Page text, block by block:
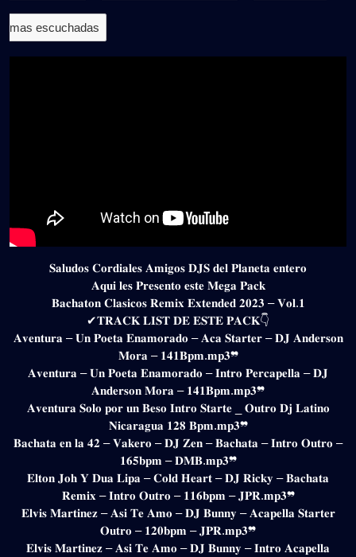
mas escuchadas
𝐒𝐚𝐥𝐮𝐝𝐨𝐬 𝐂𝐨𝐫𝐝𝐢𝐚𝐥𝐞𝐬 𝐀𝐦𝐢𝐠𝐨𝐬 𝐃𝐉𝐒 𝐝𝐞𝐥 𝐏𝐥𝐚𝐧𝐞𝐭𝐚 𝐞𝐧𝐭𝐞𝐫𝐨
𝐀𝐪𝐮𝐢 𝐥𝐞𝐬 𝐏𝐫𝐞𝐬𝐞𝐧𝐭𝐨 𝐞𝐬𝐭𝐞 𝐌𝐞𝐠𝐚 𝐏𝐚𝐜𝐤
𝐁𝐚𝐜𝐡𝐚𝐭𝐨𝐧 𝐂𝐥𝐚𝐬𝐢𝐜𝐨𝐬 𝐑𝐞𝐦𝐢𝐱 𝐄𝐱𝐭𝐞𝐧𝐝𝐞𝐝 𝟐𝟎𝟐𝟑 – 𝐕𝐨𝐥.𝟏
✔𝐓𝐑𝐀𝐂𝐊 𝐋𝐈𝐒𝐓 𝐃𝐄 𝐄𝐒𝐓𝐄 𝐏𝐀𝐂𝐊👇
𝐀𝐯𝐞𝐧𝐭𝐮𝐫𝐚 – 𝐔𝐧 𝐏𝐨𝐞𝐭𝐚 𝐄𝐧𝐚𝐦𝐨𝐫𝐚𝐝𝐨 – 𝐀𝐜𝐚 𝐒𝐭𝐚𝐫𝐭𝐞𝐫 – 𝐃𝐉 𝐀𝐧𝐝𝐞𝐫𝐬𝐨𝐧
𝐌𝐨𝐫𝐚 – 𝟏𝟒𝟏𝐁𝐩𝐦.𝐦𝐩𝟑❞
𝐀𝐯𝐞𝐧𝐭𝐮𝐫𝐚 – 𝐔𝐧 𝐏𝐨𝐞𝐭𝐚 𝐄𝐧𝐚𝐦𝐨𝐫𝐚𝐝𝐨 – 𝐈𝐧𝐭𝐫𝐨 𝐏𝐞𝐫𝐜𝐚𝐩𝐞𝐥𝐥𝐚 – 𝐃𝐉
𝐀𝐧𝐝𝐞𝐫𝐬𝐨𝐧 𝐌𝐨𝐫𝐚 – 𝟏𝟒𝟏𝐁𝐩𝐦.𝐦𝐩𝟑❞
𝐀𝐯𝐞𝐧𝐭𝐮𝐫𝐚 𝐒𝐨𝐥𝐨 𝐩𝐨𝐫 𝐮𝐧 𝐁𝐞𝐬𝐨 𝐈𝐧𝐭𝐫𝐨 𝐒𝐭𝐚𝐫𝐭𝐞 _ 𝐎𝐮𝐭𝐫𝐨 𝐃𝐣 𝐋𝐚𝐭𝐢𝐧𝐨
𝐍𝐢𝐜𝐚𝐫𝐚𝐠𝐮𝐚 𝟏𝟐𝟖 𝐁𝐩𝐦.𝐦𝐩𝟑❞
𝐁𝐚𝐜𝐡𝐚𝐭𝐚 𝐞𝐧 𝐥𝐚 𝟒𝟐 – 𝐕𝐚𝐤𝐞𝐫𝐨 – 𝐃𝐉 𝐙𝐞𝐧 – 𝐁𝐚𝐜𝐡𝐚𝐭𝐚 – 𝐈𝐧𝐭𝐫𝐨 𝐎𝐮𝐭𝐫𝐨 –
𝟏𝟔𝟓𝐛𝐩𝐦 – 𝐃𝐌𝐁.𝐦𝐩𝟑❞
𝐄𝐥𝐭𝐨𝐧 𝐉𝐨𝐡 𝐘 𝐃𝐮𝐚 𝐋𝐢𝐩𝐚 – 𝐂𝐨𝐥𝐝 𝐇𝐞𝐚𝐫𝐭 – 𝐃𝐉 𝐑𝐢𝐜𝐤𝐲 – 𝐁𝐚𝐜𝐡𝐚𝐭𝐚
𝐑𝐞𝐦𝐢𝐱 – 𝐈𝐧𝐭𝐫𝐨 𝐎𝐮𝐭𝐫𝐨 – 𝟏𝟏𝟔𝐛𝐩𝐦 – 𝐉𝐏𝐑.𝐦𝐩𝟑❞
𝐄𝐥𝐯𝐢𝐬 𝐌𝐚𝐫𝐭𝐢𝐧𝐞𝐳 – 𝐀𝐬𝐢 𝐓𝐞 𝐀𝐦𝐨 – 𝐃𝐉 𝐁𝐮𝐧𝐧𝐲 – 𝐀𝐜𝐚𝐩𝐞𝐥𝐥𝐚 𝐒𝐭𝐚𝐫𝐭𝐞𝐫
𝐎𝐮𝐭𝐫𝐨 – 𝟏𝟐𝟎𝐛𝐩𝐦 – 𝐉𝐏𝐑.𝐦𝐩𝟑❞
𝐄𝐥𝐯𝐢𝐬 𝐌𝐚𝐫𝐭𝐢𝐧𝐞𝐳 – 𝐀𝐬𝐢 𝐓𝐞 𝐀𝐦𝐨 – 𝐃𝐉 𝐁𝐮𝐧𝐧𝐲 – 𝐈𝐧𝐭𝐫𝐨 𝐀𝐜𝐚𝐩𝐞𝐥𝐥𝐚